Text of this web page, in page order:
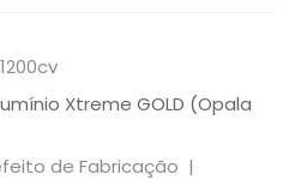
Xtreme GOLD (Opala
de Fabricação |